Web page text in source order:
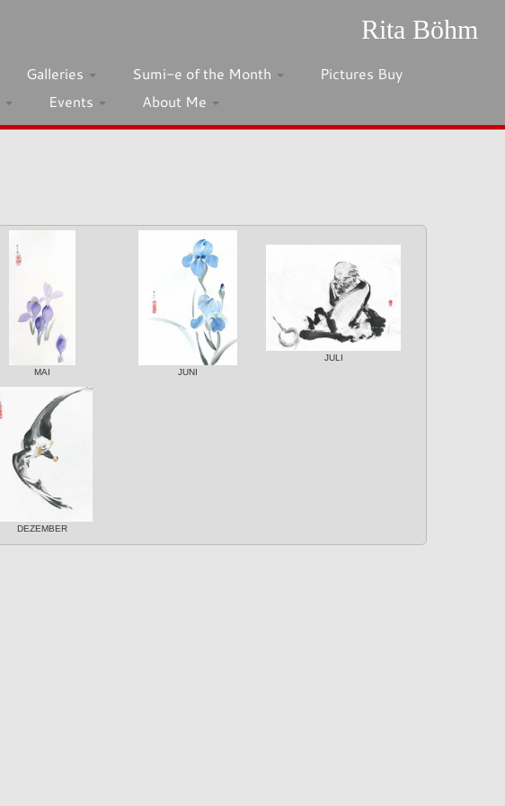
Rita Böhm
Galleries Sumi-e of the Month
Pictures Buy
Events About Me
MAI
JUNI
JULI
DEZEMBER